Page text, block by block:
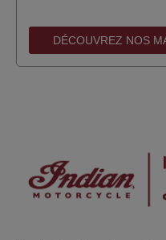
DÉCOUVREZ NOS